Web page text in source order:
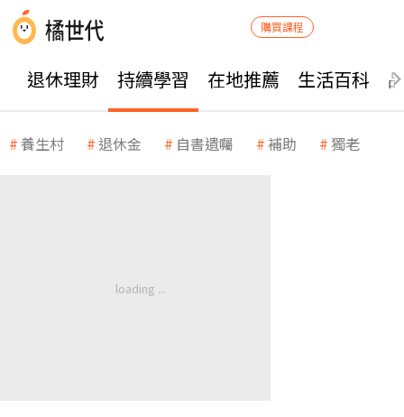
購買課程
退休理財 持續學習 在地推薦 生活百科
養生村 退休金 自書遺囑 補助 獨老